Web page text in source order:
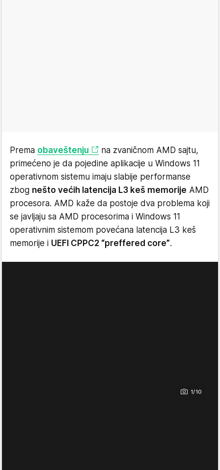
Prema obaveštenju
na zvaničnom AMD sajtu,
primećeno je da pojedine aplikacije u Windows 11
operativnom sistemu imaju slabije performanse
zbog nešto većih latencija L3 keš memorije AMD
procesora. AMD kaže da postoje dva problema koji
se javljaju sa AMD procesorima i Windows 11
operativnim sistemom povećana latencija L3 keš
memorije i UEFI CPPC2 “preffered core”.
1/10